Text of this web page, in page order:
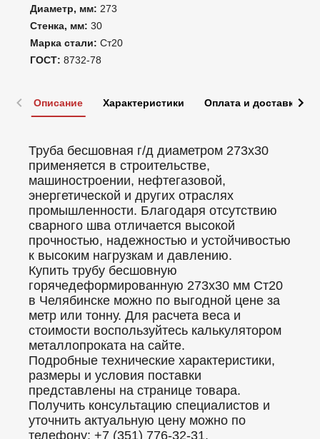
Диаметр, мм: 273
Стенка, мм: 30
Марка стали: Ст20
ГОСТ: 8732-78
Описание Характеристики Оплата и доставка
Труба бесшовная г/д диаметром 273x30
применяется в строительстве,
машиностроении, нефтегазовой,
энергетической и других отраслях
промышленности. Благодаря отсутствию
сварного шва отличается высокой
прочностью, надежностью и устойчивостью
к высоким нагрузкам и давлению.
Купить трубу бесшовную
горячедеформированную 273x30 мм Ст20
в Челябинске можно по выгодной цене за
метр или тонну. Для расчета веса и
стоимости воспользуйтесь калькулятором
металлопроката на сайте.
Подробные технические характеристики,
размеры и условия поставки
представлены на странице товара.
Получить консультацию специалистов и
уточнить актуальную цену можно по
телефону: +7 (351) 776-32-31.